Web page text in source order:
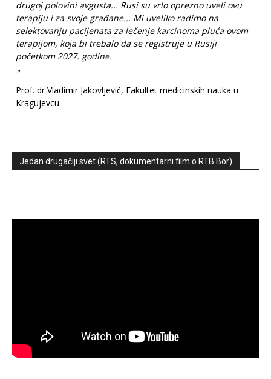
drugoj polovini avgusta... Rusi su vrlo oprezno uveli ovu
terapiju i za svoje građane... Mi uveliko radimo na
selektovanju pacijenata za lečenje karcinoma pluća ovom
terapijom, koja bi trebalo da se registruje u Rusiji
početkom 2027. godine.
"
Prof. dr Vladimir Jakovljević, Fakultet medicinskih nauka u
Kragujevcu
Jedan drugačiji svet (RTS, dokumentarni film o RTB Bor)